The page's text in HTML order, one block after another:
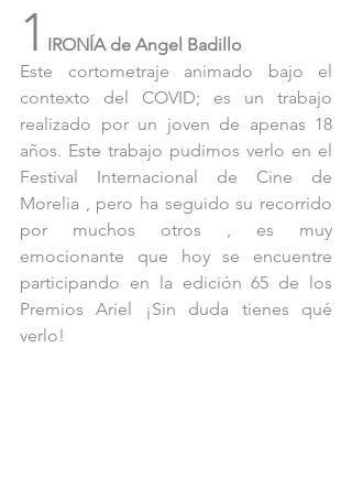
1 IRONÍA de Angel Badillo
Este cortometraje animado bajo el
contexto del COVID; es un trabajo
realizado por un joven de apenas 18
años. Este trabajo pudimos verlo en el
Festival Internacional de Cine de
Morelia , pero ha seguido su recorrido
por muchos otros , es muy
emocionante que hoy se encuentre
participando en la edición 65 de los
Premios Ariel ¡Sin duda tienes qué
verlo!